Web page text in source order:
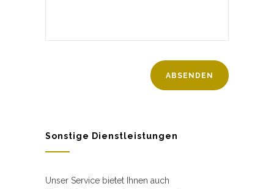
Sonstige Dienstleistungen
Unser Service bietet Ihnen auch